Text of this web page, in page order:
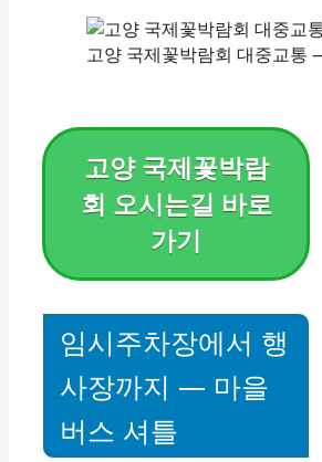
고양 국제꽃박람회 대중교통
고양 국제꽃박람
회 오시는길 바로
가기
임시주차장에서 행
사장까지 — 마을
버스 셔틀